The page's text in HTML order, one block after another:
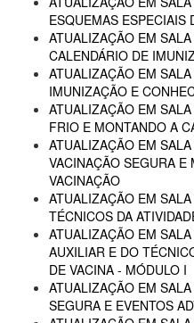
ESQUEMAS ESPECIAIS
ATUALIZAÇÃO EM
CALENDÁRIO DE
ATUALIZAÇÃO EM
IMUNIZAÇÃO E
ATUALIZAÇÃO EM
FRIO E MONTANDO A
ATUALIZAÇÃO EM
VACINAÇÃO SEGURA E
VACINAÇÃO
ATUALIZAÇÃO EM
TÉCNICOS DA
ATUALIZAÇÃO EM
AUXILIAR E DO
DE VACINA - MÓDULO I
ATUALIZAÇÃO EM
SEGURA E EVENTOS